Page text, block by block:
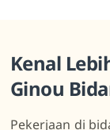
Kenal
Ginou
Pekerjaan di